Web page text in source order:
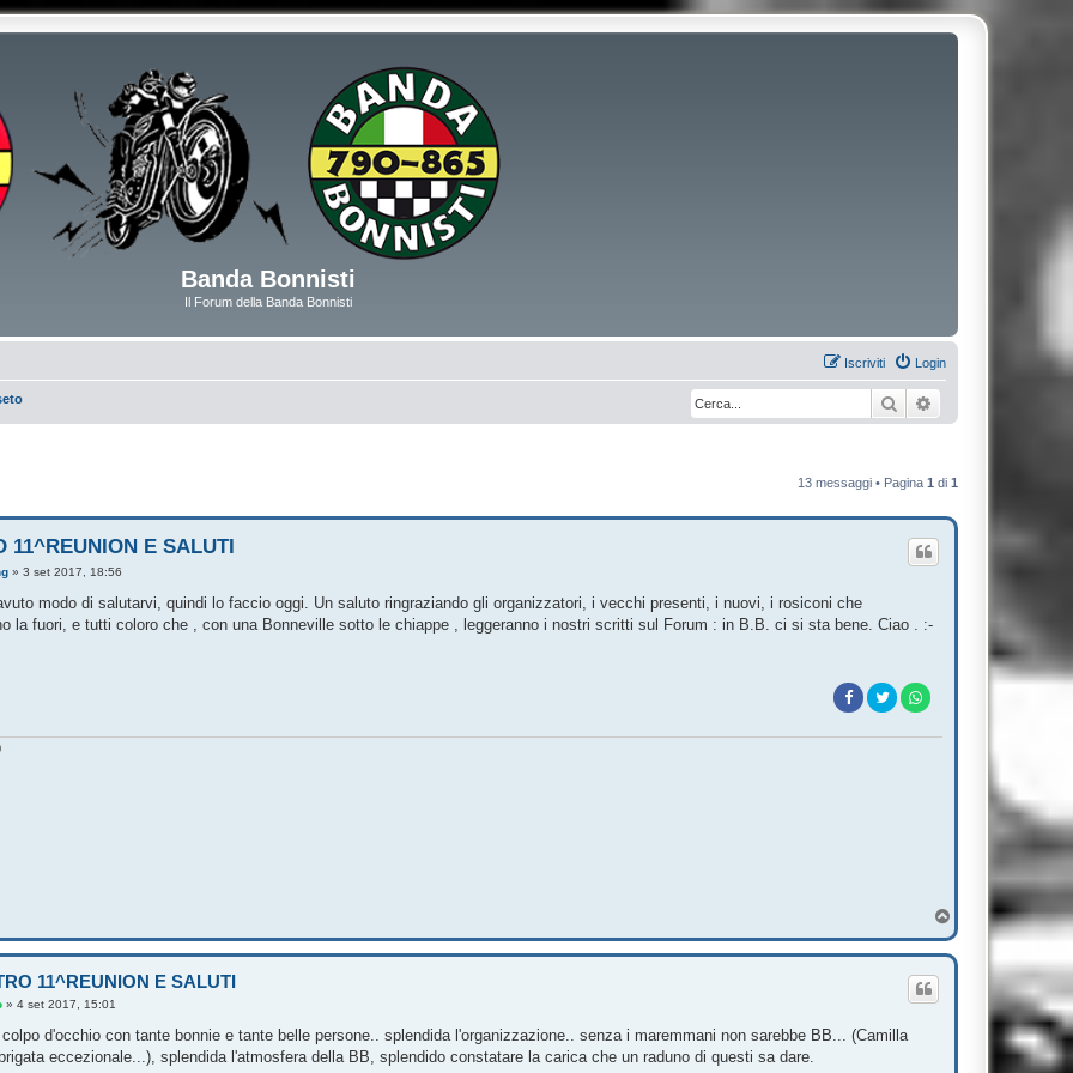
Banda Bonnisti
Il Forum della Banda Bonnisti
Login
Iscriviti
Cerca
13 messaggi • Pagina 1 di 1
11^REUNION E SALUTI
»3 set 2017, 18:56
modo di salutarvi, quindi lo faccio oggi. Un saluto ringraziando gli organizzatori, i vecchi presenti, i nuovi, i rosiconi che
la fuori, e tutti coloro che , con una Bonneville sotto le chiappe , leggeranno i nostri scritti sul Forum : in B.B. ci si sta bene. Ciao . :-
o
11^REUNION E SALUTI
»4 set 2017, 15:01
d'occhio con tante bonnie e tante belle persone.. splendida l'organizzazione.. senza i maremmani non sarebbe BB... (Camilla
eccezionale...), splendida l'atmosfera della BB, splendido constatare la carica che un raduno di questi sa dare.